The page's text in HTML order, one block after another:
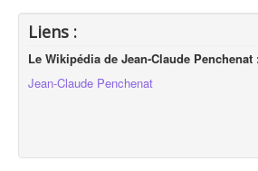
Liens :
Le Wikipédia de Jean-Claude Penchenat
Jean-Claude Penchenat